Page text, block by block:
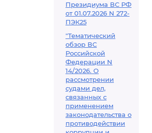
Президиума ВС РФ
от 01.07.2026 N 272-
ПЭК25
"Тематический
обзор ВС
Российской
Федерации N
14/2026. О
рассмотрении
судами дел,
связанных с
применением
законодательства о
противодействии